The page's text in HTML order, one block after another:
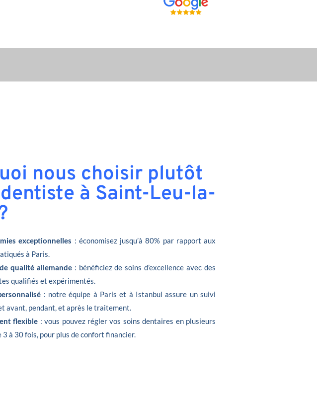
nous choisir plutôt
dentiste à Saint-Leu-la-
exceptionnelles : économisez jusqu’à 80% par rapport aux
à Paris.
qualité allemande: bénéficiez de soins d’excellence avec des
qualifiés et expérimentés.
: notre équipe à Paris et à Istanbul assure un suivi
avant, pendant, et après le traitement.
flexible : vous pouvez régler vos soins dentaires en plusieurs
3 à 30 fois, pour plus de confort financier.